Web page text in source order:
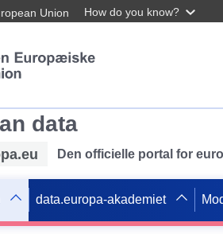
Union How do you know?
data
Den officielle portal for
data.europa-akademiet